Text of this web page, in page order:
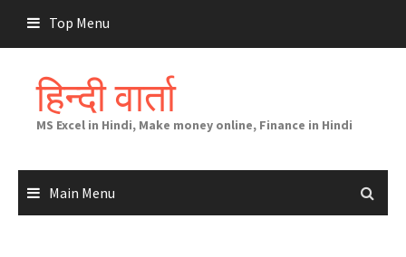
content
Top Menu
हिन्दी वार्ता
MS Excel in Hindi, Make money online, Finance in Hindi
Main Menu